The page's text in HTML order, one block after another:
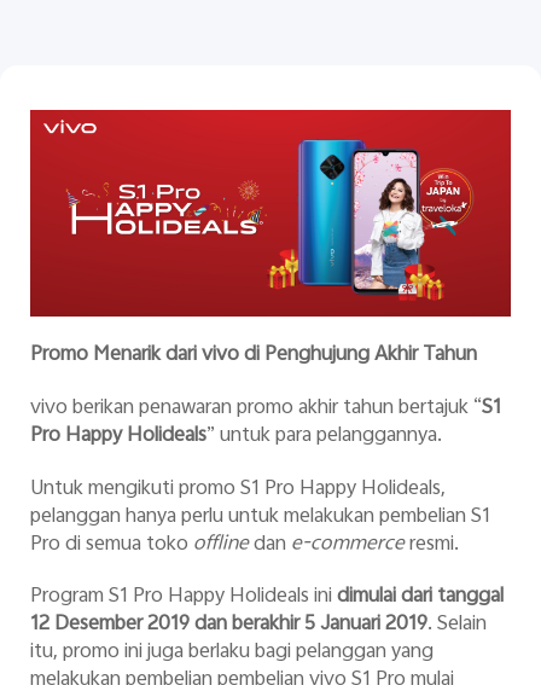
Promo Menarik dari vivo di Penghujung Akhir Tahun
vivo berikan penawaran promo akhir tahun bertajuk “S1
Pro Happy Holideals” untuk para pelanggannya.
Untuk mengikuti promo S1 Pro Happy Holideals,
pelanggan hanya perlu untuk melakukan pembelian S1
Pro di semua toko offlinedan e-commerceresmi.
Program S1 Pro Happy Holideals inidimulai dari tanggal
12 Desember 2019 dan berakhir 5 Januari 2019. Selain
itu, promo ini juga berlaku bagi pelanggan yang